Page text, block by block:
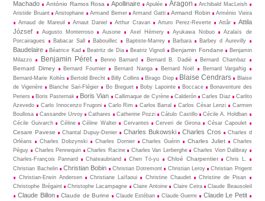
Machado
António Ramos Rosa Apollinaire Apulée Aragon
Archibald MacLeish
Aristide Bruant
Aristophane Armand Bemer Armand Gatti Armand Robin
Arménio Vieira
Arnaud de Mareuil
Arnaut Daniel Arthur Cravan Arturo Perez-Reverte Attâr
Attila
József
Augusto Monterroso Ausone Axel Hémery Ayukawa Nobuo
Azalaïs de
Porcairagues
Babacar Sall Babouillec Baptiste-Marrey Barbara Barbey d Aurevilly
Baudelaire Béatrice Kad Beatritz de Dia Beatriz Vignoli Benjamin Fondane
Benjamin
Milazzo
Benjamin Péret Benno Barnard Bernard B. Dadié Bernard Chambaz
Bernard Dimey Bernard Fournier Bernard Nanga Bernard Noël
Bernard Vargaftig
Bernard-Marie Koltès
Bertold Brecht Billy Collins Birago Diop Blaise Cendrars
Blaise
de Vigenère
Blanche Sari-Flégier Bo Breguet Boby Lapointe Boccace
Bonaventure des
Periers
Boris Pasternak Boris Vian Callimaque de Cyrène Cal­derón Carles Diaz
Carlito
Azevedo
Carlo Innocenzo Frugoni Carlo Rim Carlos Barral Carlos César Lenzi
Carmen
Boullosa
Cassandre Urvoy Cathares Catherine Pozzi Cátulo Castillo
Cécile A. Holdban
Cécile Guivarch
Céline Céline Walter Cervantes Cerveri de Girona César Capoulet
Cesare Pavese Chantal Dupuy-Denier Charles Bukowski Charles Cros
Charles d
Orléans
Charles Dobzynski Charles Dornier Charles Guérin Charles Juliet
Charles
Péguy
Charles Pennequin Charles Racine Charles Van Lerberghe
Charles Vion Dalibray
Charles-François Pannard
Chateaubriand Chen Tö-yu Chloé Charpentier
Chris L.
Christian Bachelin
Christian Bobin Christian Dotremont Christian Leroy
Christian Prigent
Christian-Erwin Andersen
Christiane Laïfaoui Christine Chaudet
Christine de Pisan
Christophe Brégaint
Christophe Lacampagne Claire Antoine Claire Ceira Claude Beausoleil
Claude Billon Claude de Burine Claude Estéban Claude Guerre Claude Le Petit